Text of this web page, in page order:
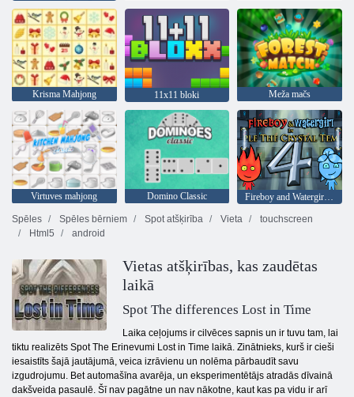
Krisma Mahjong 11x11 bloki Meža mačs
Virtuves mahjong Domino Classic
Fireboy and Watergirl 4: Kristāla templis
Spēles
Spēles bērniem Spot atšķirība Vieta
touchscreen
Html5
android
Vietas atšķirības, kas zaudētas
laikā
Spot The differences Lost in Time
Laika ceļojums ir cilvēces sapnis un ir tuvu tam, lai
tiktu realizēts Spot The Erinevumi Lost in Time laikā. Zinātnieks, kurš ir cieši
iesaistīts šajā jautājumā, veica izrāvienu un nolēma pārbaudīt savu
izgudrojumu. Bet automašīna avarēja, un eksperimentētājs atradās dīvainā
dakšveida pasaulē. Šī nav pagātne un nav nākotne, kaut kas pa vidu ir arī